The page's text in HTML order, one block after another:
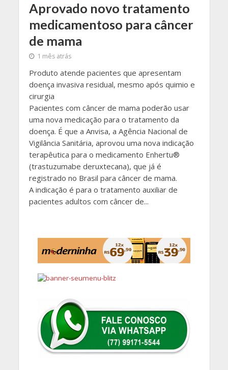
Aprovado novo tratamento
medicamentoso para câncer
de mama
1 mês atrás
Produto atende pacientes que apresentam
doença invasiva residual, mesmo após quimio e
cirurgia
Pacientes com câncer de mama poderão usar
uma nova medicação para o tratamento da
doença. É que a Anvisa, a Agência Nacional de
Vigilância Sanitária, aprovou uma nova indicação
terapêutica para o medicamento Enhertu®
(trastuzumabe deruxtecana), que já é
registrado no Brasil para câncer de mama.
A indicação é para o tratamento auxiliar de
pacientes adultos com câncer de...